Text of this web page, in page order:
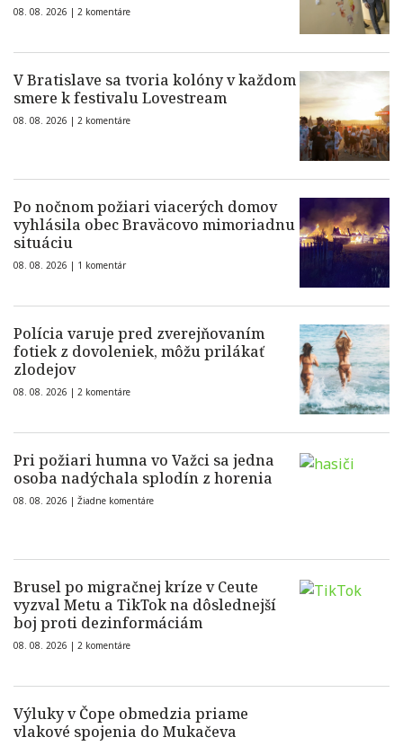
08. 08. 2026 | 2 komentáre
V Bratislave sa tvoria kolóny v každom
smere k festivalu Lovestream
08. 08. 2026 | 2 komentáre
Po nočnom požiari viacerých domov
vyhlásila obec Braväcovo mimoriadnu
situáciu
08. 08. 2026 | 1 komentár
Polícia varuje pred zverejňovaním
fotiek z dovoleniek, môžu prilákať
zlodejov
08. 08. 2026 | 2 komentáre
Pri požiari humna vo Važci sa jedna
osoba nadýchala splodín z horenia
08. 08. 2026 | Žiadne komentáre
Brusel po migračnej kríze v Ceute
vyzval Metu a TikTok na dôslednejší
boj proti dezinformáciám
08. 08. 2026 | 2 komentáre
Výluky v Čope obmedzia priame
vlakové spojenia do Mukačeva